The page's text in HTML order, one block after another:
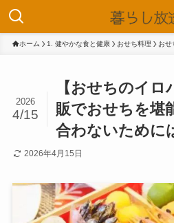
ホーム 1. 健やかな食と健康 おせち料理 おせ
【おせちのイ
販でおせちを堪
合わないため
2026
4/15
2026年4月15日